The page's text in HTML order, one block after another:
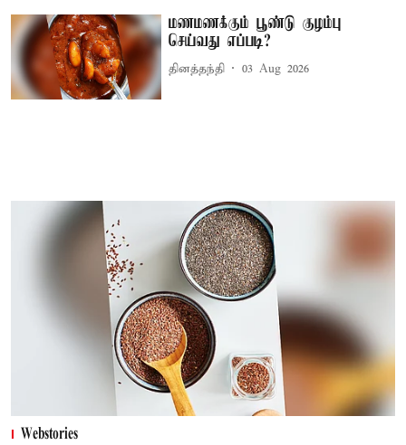
மணமணக்கும் பூண்டு குழம்பு
செய்வது எப்படி?
தினத்தந்தி 03 Aug 2026
Webstories